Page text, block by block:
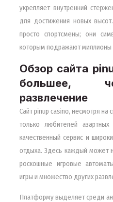
укрепляет внутренний
для достижения новых
просто спортсмены; они
которым подражают
Обзор сайта
большее,
развлечение
Сайт pinup casino, несмотря на
только любителей
качественный сервис и
отдыха. Здесь каждый может
роскошные игровые
игры и множество других
Платформу выделяет среди